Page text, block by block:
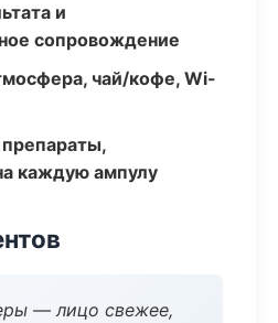
и
сопровождение
чай/кофе, Wi-
каждую ампулу
— лицо свежее,